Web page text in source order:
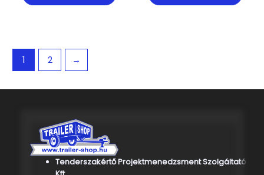
1 2 →
Tenderszakértő Projektmenedzsment Szolgáltató